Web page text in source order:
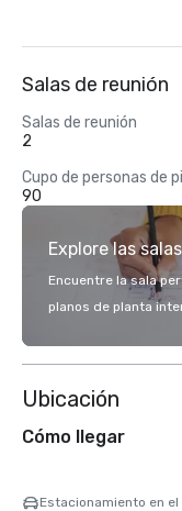
Salas de reunión
Salas de reunión
2
Cupo de personas de
90
Explore las
Encuentre la sala
planos de planta
Ubicación
Cómo llegar
Estacionamiento en el